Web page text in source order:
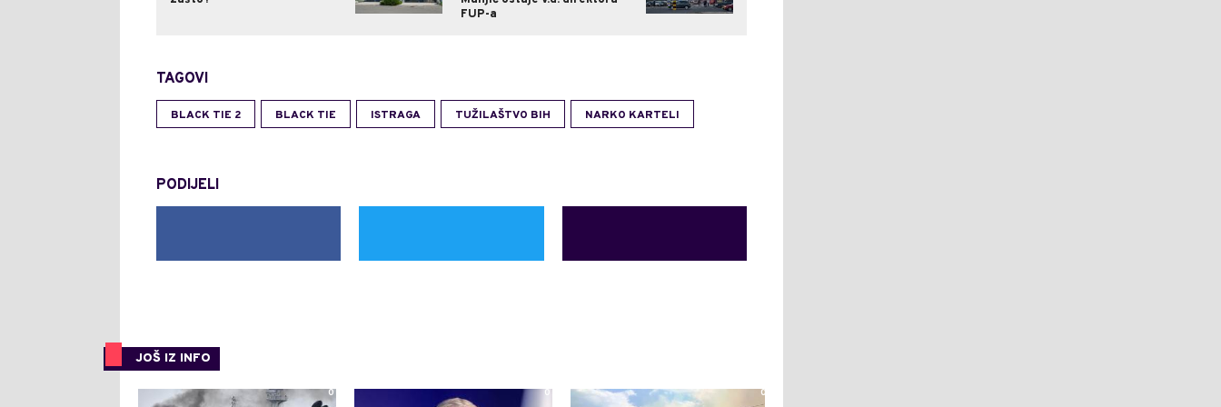
FUP-a
TAGOVI
BLACK TIE 2 BLACK TIE ISTRAGA TUŽILAŠTVO BIH NARKO KARTELI
PODIJELI
JOŠ IZ INFO
0 0 0